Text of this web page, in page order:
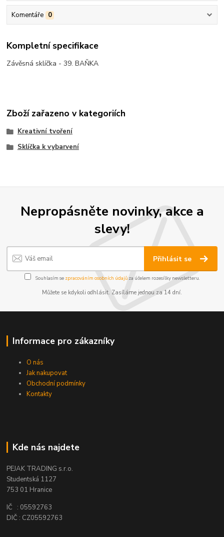
Komentáře 0
Kompletní specifikace
Závěsná sklíčka - 39. BAŇKA
Zboží zařazeno v kategoriích
Kreativní tvoření
Sklíčka k vybarvení
Nepropásněte novinky, akce a
slevy!
Přihlásit se
Souhlasím se zpracováním osobních údajůza účelem rozesílky newsletteru.
Můžete se kdykoli odhlásit. Zasíláme jednou za 14 dní.
Informace pro zákazníky
O nás
Jak nakupovat
Obchodní podmínky
Kontakty
Kde nás najdete
PEJAK TRADING s.r.o.
Studentská 1127
753 01 Hranice
IČ : 05592763
DIČ : CZ05592763